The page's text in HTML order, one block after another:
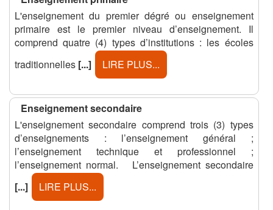
L'enseignement du premier dégré ou enseignement
primaire est le premier niveau d’enseignement. Il
comprend quatre (4) types d’institutions : les écoles
traditionnelles [...] LIRE PLUS...
Enseignement secondaire
L'enseignement secondaire comprend trois (3) types
d’enseignements : l’enseignement général ;
l’enseignement technique et professionnel ;
l’enseignement normal. L’enseignement secondaire
[...]
LIRE PLUS...